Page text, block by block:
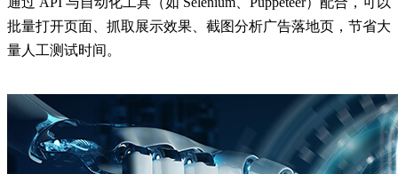
批量打开页面、抓取展示效果、截图分析广告落地页，节省大
量人工测试时间。